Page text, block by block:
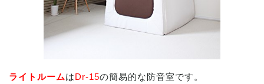
ライトルームはDr-15の簡易的な防音室です。